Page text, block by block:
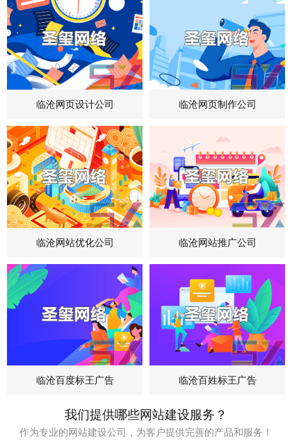
临沧网页设计公司 临沧网页制作公司
临沧网站优化公司 临沧网站推广公司
临沧百度标王广告 临沧百姓标王广告
我们提供哪些网站建设服务？
作为专业的网站建设公司，为客户提供完善的产品和服务！